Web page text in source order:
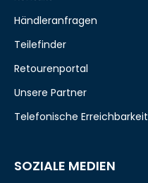
Händleranfragen
Teilefinder
Retourenportal
Unsere Partner
Telefonische Erreichbarkeit
SOZIALE MEDIEN